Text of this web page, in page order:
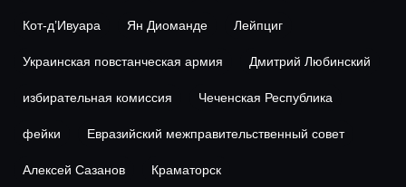
Кот-д’Ивуара Ян Диоманде Лейпциг
Украинская повстанческая армия Дмитрий Любинский
избирательная комиссия Чеченская Республика
фейки Евразийский межправительственный совет
Алексей Сазанов Краматорск